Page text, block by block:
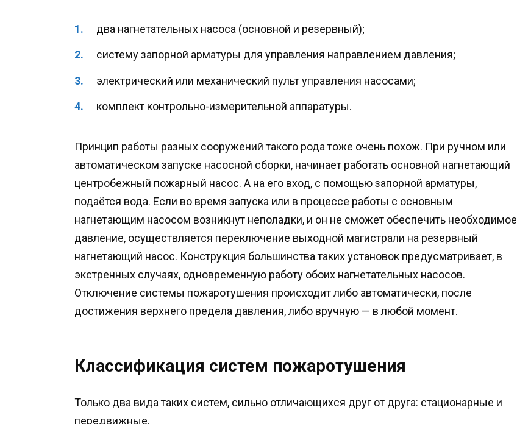
два нагнетательных насоса (основной и резервный);
систему запорной арматуры для управления направлением давления;
электрический или механический пульт управления насосами;
комплект контрольно-измерительной аппаратуры.
Принцип работы разных сооружений такого рода тоже очень похож. При ручном или
автоматическом запуске насосной сборки, начинает работать основной нагнетающий
центробежный пожарный насос. А на его вход, с помощью запорной арматуры,
подаётся вода. Если во время запуска или в процессе работы с основным
нагнетающим насосом возникнут неполадки, и он не сможет обеспечить необходимое
давление, осуществляется переключение выходной магистрали на резервный
нагнетающий насос. Конструкция большинства таких установок предусматривает, в
экстренных случаях, одновременную работу обоих нагнетательных насосов.
Отключение системы пожаротушения происходит либо автоматически, после
достижения верхнего предела давления, либо вручную — в любой момент.
Классификация систем пожаротушения
Только два вида таких систем, сильно отличающихся друг от друга: стационарные и
передвижные.